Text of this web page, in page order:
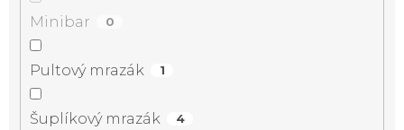
Minibar 0
Pultový mrazák 1
Šuplíkový mrazák 4